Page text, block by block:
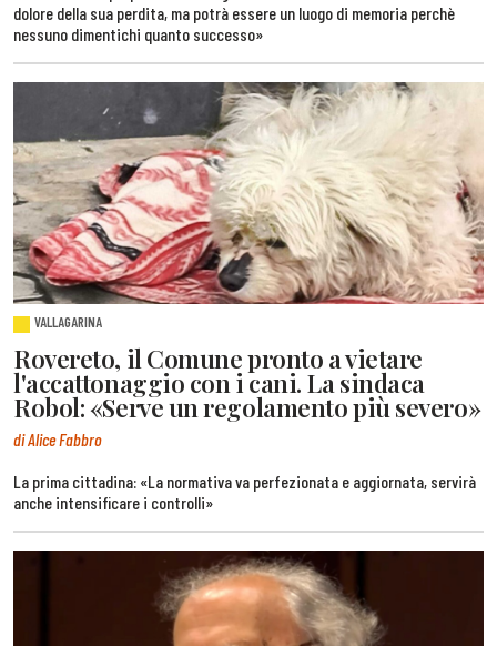
dolore della sua perdita, ma potrà essere un luogo di memoria perchè
nessuno dimentichi quanto successo»
VALLAGARINA
Rovereto, il Comune pronto a vietare
l'accattonaggio con i cani. La sindaca
Robol: «Serve un regolamento più severo»
di Alice Fabbro
La prima cittadina: «La normativa va perfezionata e aggiornata, servirà
anche intensificare i controlli»